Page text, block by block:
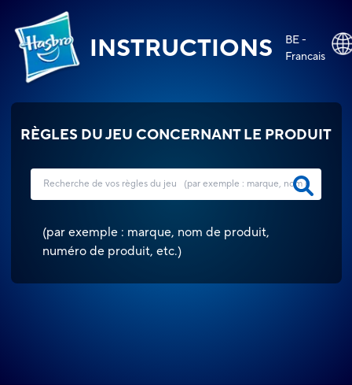
INSTRUCTIONS
BE -
Francais
RÈGLES DU JEU CONCERNANT LE PRODUIT
(par exemple : marque, nom de produit,
numéro de produit, etc.)